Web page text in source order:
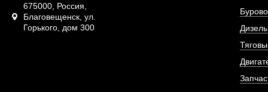
АРТИКУЛ:
ПОД
675000, Россия,
Благовещенск, ул.
Горького, дом 300